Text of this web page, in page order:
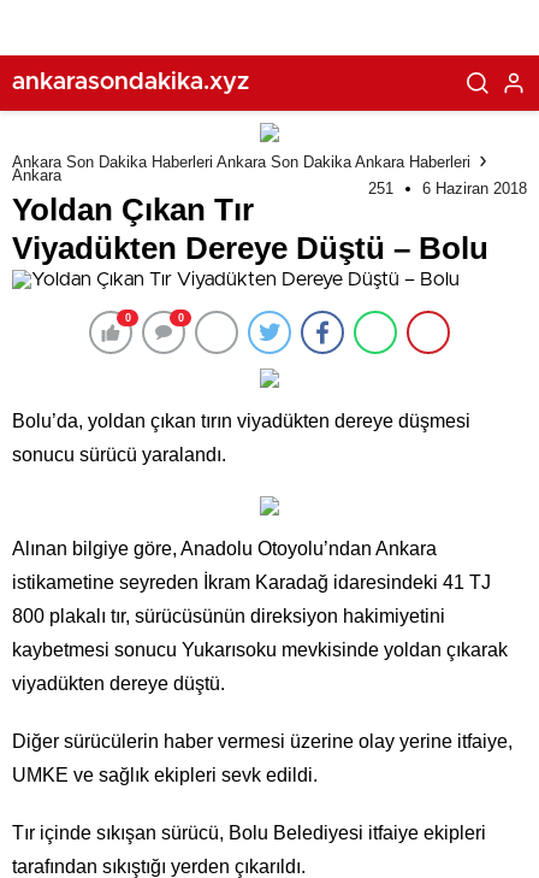
ankarasondakika.xyz
Ankara Son Dakika Haberleri Ankara Son Dakika Ankara Haberleri
Ankara
251 6 Haziran 2018
Yoldan Çıkan Tır
Viyadükten Dereye Düştü – Bolu
0 0
Bolu’da, yoldan çıkan tırın viyadükten dereye düşmesi
sonucu sürücü yaralandı.
Alınan bilgiye göre, Anadolu Otoyolu’ndan Ankara
istikametine seyreden İkram Karadağ idaresindeki 41 TJ
800 plakalı tır, sürücüsünün direksiyon hakimiyetini
kaybetmesi sonucu Yukarısoku mevkisinde yoldan çıkarak
viyadükten dereye düştü.
Diğer sürücülerin haber vermesi üzerine olay yerine itfaiye,
UMKE ve sağlık ekipleri sevk edildi.
Tır içinde sıkışan sürücü, Bolu Belediyesi itfaiye ekipleri
tarafından sıkıştığı yerden çıkarıldı.